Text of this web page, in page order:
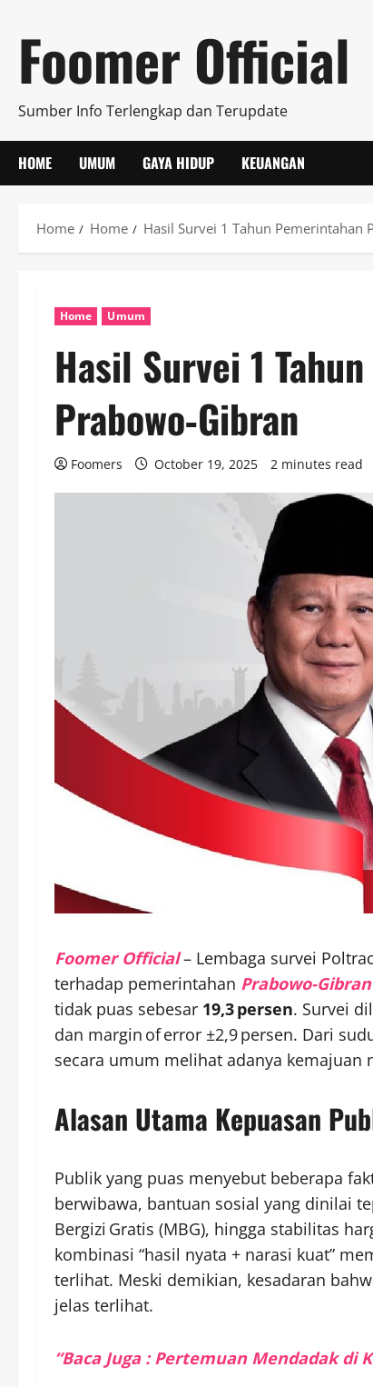
content
Foomer Official
Sumber Info Terlengkap dan Terupdate
HOME UMUM GAYA HIDUP KEUANGAN
Home Home Hasil Survei 1 Tahun Pemerintahan
Home Umum
Hasil Survei 1
Prabowo‑Gibran
Foomers October 19, 2025 2 minutes read
Foomer Official– Lembaga survei
terhadap pemerintahan Prabowo-Gibran
tidak puas sebesar 19,3 persen. Survei
dan margin of error ±2,9 persen. Dari
secara umum melihat adanya kemajuan
Alasan Utama Kepuasan
Publik yang puas menyebut beberapa
berwibawa, bantuan sosial yang dinilai
Bergizi Gratis (MBG), hingga stabilitas
kombinasi “hasil nyata + narasi kuat”
terlihat. Meski demikian, kesadaran
jelas terlihat.
“Baca Juga : Pertemuan Mendadak di